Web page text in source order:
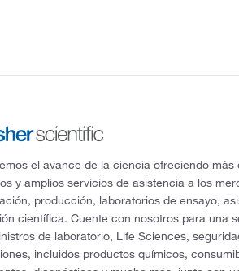
el avance de la ciencia ofreciendo más
y amplios servicios de asistencia a los
producción, laboratorios de ensayo,
científica. Cuente con nosotros para una
de laboratorio, Life Sciences,
incluidos productos químicos,